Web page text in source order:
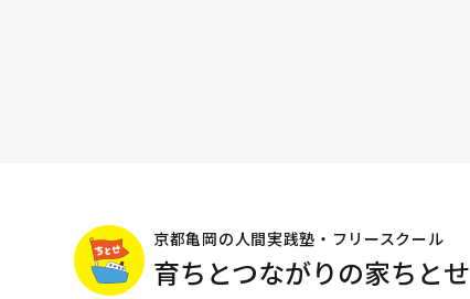
京都亀岡の人間実践塾・フリースクール
育ちとつながりの家ちとせ